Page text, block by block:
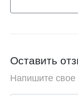
Оставить
Напишите свое